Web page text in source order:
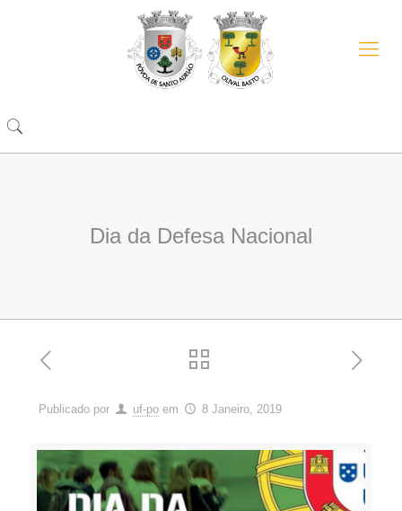
Dia da Defesa Nacional
Publicado por uf-po em 8 Janeiro, 2019